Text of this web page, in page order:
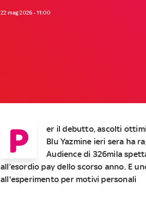
22 mag 2026 - 11:00
P
er il debutto, ascolti
Blu Yazmine ieri sera ha
Audience di 326mila
all’esordio pay dello scorso anno. E
all'esperimento per motivi personali